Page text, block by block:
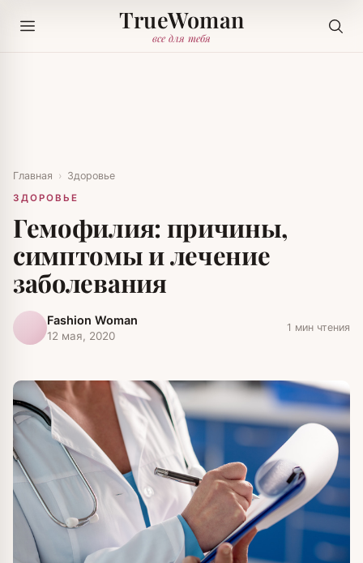
TrueWoman
все для тебя
Главная › Здоровье
ЗДОРОВЬЕ
Гемофилия: причины,
симптомы и лечение
заболевания
Fashion Woman
12 мая, 2020
1 мин чтения